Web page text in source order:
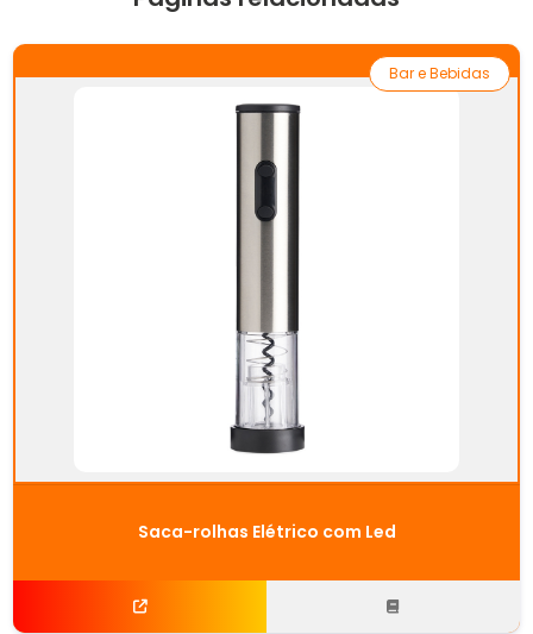
Saca-rolhas Elétrico com Led
Bar e Bebidas